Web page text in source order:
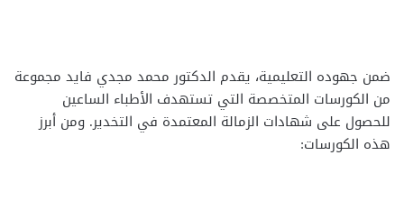
ضمن جهوده التعليمية، يقدم الدكتور محمد مجدي فايد مجموعة
من الكورسات المتخصصة التي تستهدف الأطباء الساعين
للحصول على شهادات الزمالة المعتمدة في التخدير. ومن أبرز
هذه الكورسات: